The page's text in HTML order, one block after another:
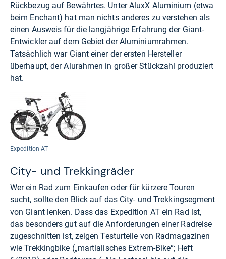
Rückbezug auf Bewährtes. Unter AluxX Aluminium (etwa
beim Enchant) hat man nichts anderes zu verstehen als
einen Ausweis für die langjährige Erfahrung der Giant-
Entwickler auf dem Gebiet der Aluminiumrahmen.
Tatsächlich war Giant einer der ersten Hersteller
überhaupt, der Alurahmen in großer Stückzahl produziert
hat.
Expedition AT
City- und Trekkingräder
Wer ein Rad zum Einkaufen oder für kürzere Touren
sucht, sollte den Blick auf das City- und Trekkingsegment
von Giant lenken. Dass das Expedition AT ein Rad ist,
das besonders gut auf die Anforderungen einer Radreise
zugeschnitten ist, zeigen Testurteile von Radmagazinen
wie Trekkingbike („martialisches Extrem-Bike“; Heft